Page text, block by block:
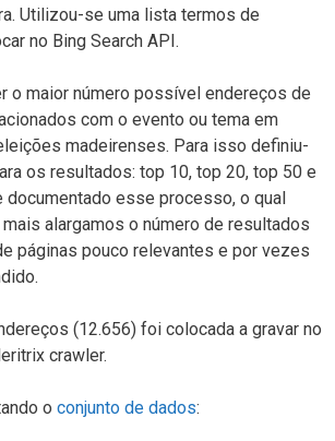
Utilizou-se uma lista termos de
no Bing Search API.
o maior número possível endereços de
com o evento ou tema em
madeirenses. Para isso definiu-
os resultados: top 10, top 20, top 50 e
documentado esse processo, o qual
alargamos o número de resultados
páginas pouco relevantes e por vezes
(12.656) foi colocada a gravar no
crawler.
o conjunto de dados: